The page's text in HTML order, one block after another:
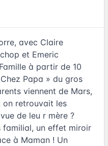
avec Claire
et Emeric
à partir de 10
Papa » du gros
viennent de Mars,
on retrouvait les
de leu r mère ?
familial, un effet miroir
à Maman ! Un